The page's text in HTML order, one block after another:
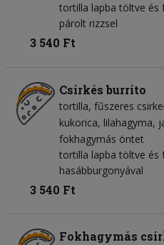
tortilla lapba töltve és
párolt rizzsel
3 540 Ft
Csirkés burrito
tortilla fűszeres
kukorica lilahagyma
fokhagymás öntet
tortilla lapba töltve és
hasábburgonyával
3 540 Ft
Fokhagymás